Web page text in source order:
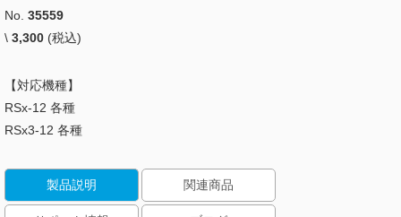
No. 35559
\ 3,300 (税込)
【対応機種】
RSx-12 各種
RSx3-12 各種
製品説明 関連商品